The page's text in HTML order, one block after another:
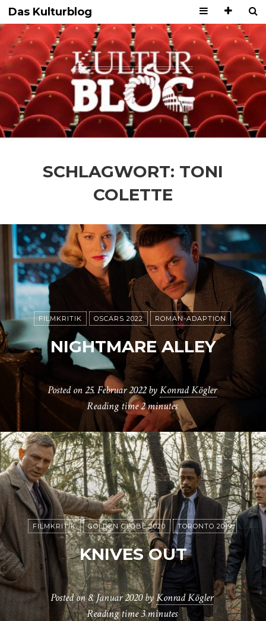
Das Kulturblog
SCHLAGWORT: TONI
COLETTE
FILMKRITIK OSCARS 2022 ROMAN-ADAPTION
NIGHTMARE ALLEY
Posted on25. Februar 2022 byKonrad Kögler
Reading time2 minutes
FILMKRITIK GOLDEN GLOBE 2020 TORONTO 2019
KNIVES OUT
Posted on8. Januar 2020byKonrad Kögler
Reading time3 minutes